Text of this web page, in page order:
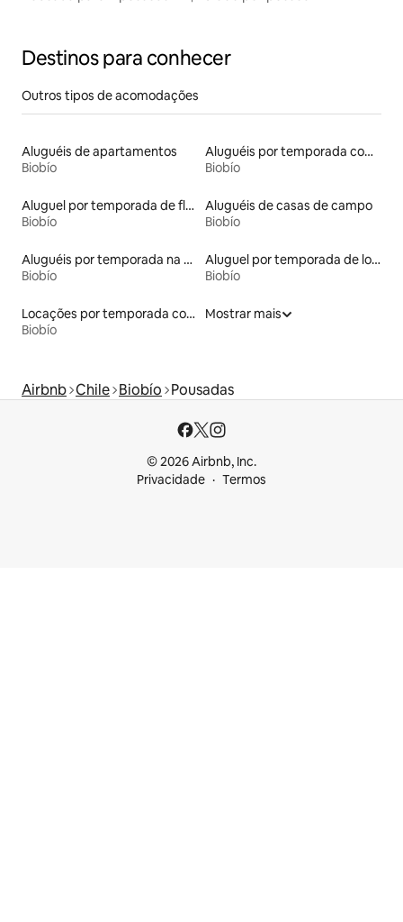
Destinos para conhecer
Outros tipos de acomodações
Aluguéis de apartamentos
Biobío
Aluguéis por temporada com banheira de hidromassagem
Biobío
Aluguel por temporada de flats
Biobío
Aluguéis de casas de campo
Biobío
Aluguéis por temporada na orla
Biobío
Aluguel por temporada de lofts
Biobío
Locações por temporada com piscina
Biobío
Mostrar mais
Airbnb Chile Biobío Pousadas
© 2026 Airbnb, Inc.
Privacidade
Termos